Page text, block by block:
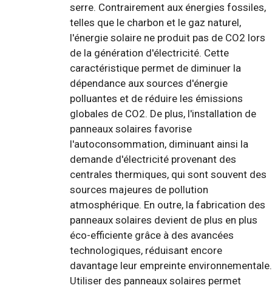
serre. Contrairement aux énergies fossiles,
telles que le charbon et le gaz naturel,
l'énergie solaire ne produit pas de CO2 lors
de la génération d'électricité. Cette
caractéristique permet de diminuer la
dépendance aux sources d'énergie
polluantes et de réduire les émissions
globales de CO2. De plus, l'installation de
panneaux solaires favorise
l'autoconsommation, diminuant ainsi la
demande d'électricité provenant des
centrales thermiques, qui sont souvent des
sources majeures de pollution
atmosphérique. En outre, la fabrication des
panneaux solaires devient de plus en plus
éco-efficiente grâce à des avancées
technologiques, réduisant encore
davantage leur empreinte environnementale.
Utiliser des panneaux solaires permet